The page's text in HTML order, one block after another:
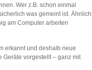
Wer z.B. schon einmal
was gemeint ist. Ähnlich
am Computer arbeiten
erkannt und deshalb neue
Geräte vorgestellt – ganz mit